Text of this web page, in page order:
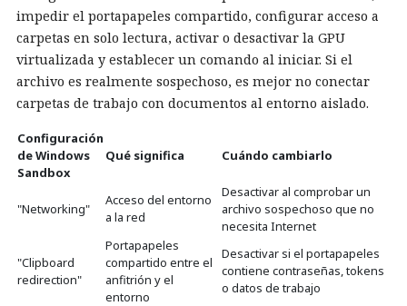
impedir el portapapeles compartido, configurar acceso a
carpetas en solo lectura, activar o desactivar la GPU
virtualizada y establecer un comando al iniciar. Si el
archivo es realmente sospechoso, es mejor no conectar
carpetas de trabajo con documentos al entorno aislado.
Configuración
de Windows
Sandbox
Qué significa Cuándo cambiarlo
"Networking"
Acceso del entorno
a la red
Desactivar al comprobar un
archivo sospechoso que no
necesita Internet
"Clipboard
redirection"
Portapapeles
compartido entre el
anfitrión y el
entorno
Desactivar si el portapapeles
contiene contraseñas, tokens
o datos de trabajo